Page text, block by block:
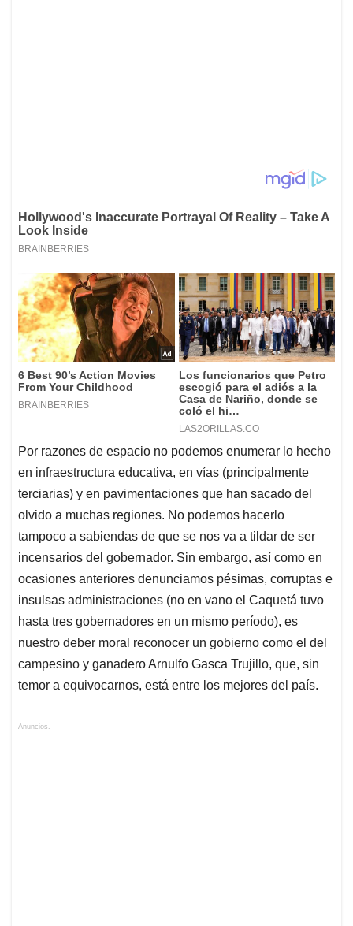
Por razones de espacio no podemos enumerar lo hecho
en infraestructura educativa, en vías (principalmente
terciarias) y en pavimentaciones que han sacado del
olvido a muchas regiones. No podemos hacerlo
tampoco a sabiendas de que se nos va a tildar de ser
incensarios del gobernador. Sin embargo, así como en
ocasiones anteriores denunciamos pésimas, corruptas e
insulsas administraciones (no en vano el Caquetá tuvo
hasta tres gobernadores en un mismo período), es
nuestro deber moral reconocer un gobierno como el del
campesino y ganadero Arnulfo Gasca Trujillo, que, sin
temor a equivocarnos, está entre los mejores del país.
Anuncios.